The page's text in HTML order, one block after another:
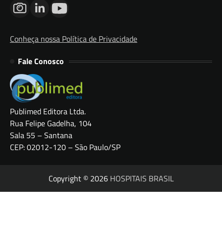
Conheça nossa Política de Privacidade
Fale Conosco
Publimed Editora Ltda.
Rua Felipe Gadelha, 104
Sala 55 – Santana
CEP: 02012-120 – São Paulo/SP
Copyright © 2026 HOSPITAIS BRASIL